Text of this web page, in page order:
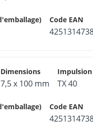
7,5 x 100 mm TX 40